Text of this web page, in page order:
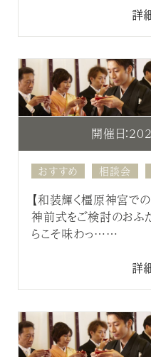
詳
開催日：
おすすめ 相談会
【和装輝く橿原神宮
神前式をご検討のおふ
らこそ味わっ……
詳